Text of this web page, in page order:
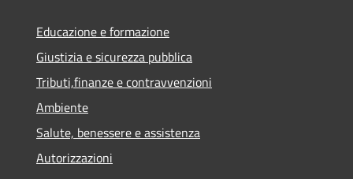
Educazione e formazione
Giustizia e sicurezza pubblica
Tributi,finanze e contravvenzioni
Ambiente
Salute, benessere e assistenza
Autorizzazioni